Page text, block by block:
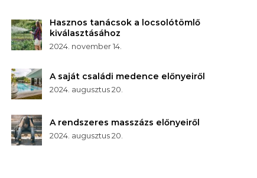
Hasznos tanácsok a locsolótömlő
kiválasztásához
2024. november 14.
A saját családi medence előnyeiről
2024. augusztus 20.
A rendszeres masszázs előnyeiről
2024. augusztus 20.